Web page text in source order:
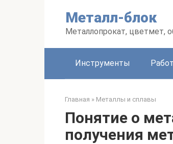
Металл-блок
Металлопрокат, цветмет,
Инструменты
Главная » Металлы и сплавы
Понятие о
получения